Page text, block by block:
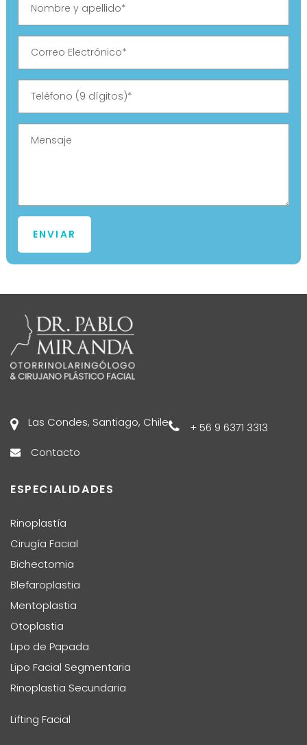
Las Condes, Santiago, Chile
+ 56 9 6371 3313
Contacto
ESPECIALIDADES
Rinoplastía
Cirugía Facial
Bichectomia
Blefaroplastia
Mentoplastia
Otoplastia
Lipo de Papada
Lipo Facial Segmentaria
Rinoplastia Secundaria
Lifting Facial